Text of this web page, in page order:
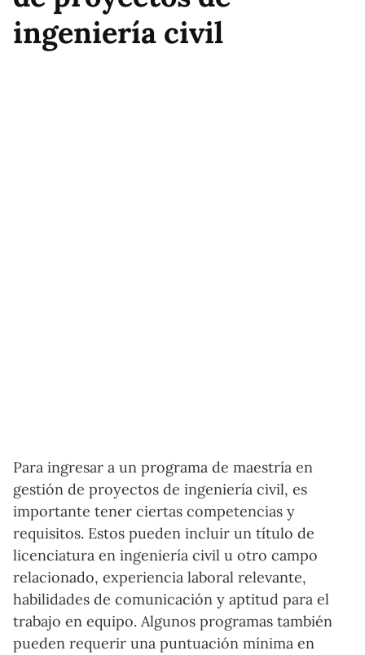
ingeniería civil
Para ingresar a un programa de maestría en
gestión de proyectos de ingeniería civil, es
importante tener ciertas competencias y
requisitos. Estos pueden incluir un título de
licenciatura en ingeniería civil u otro campo
relacionado, experiencia laboral relevante,
habilidades de comunicación y aptitud para el
trabajo en equipo. Algunos programas también
pueden requerir una puntuación mínima en